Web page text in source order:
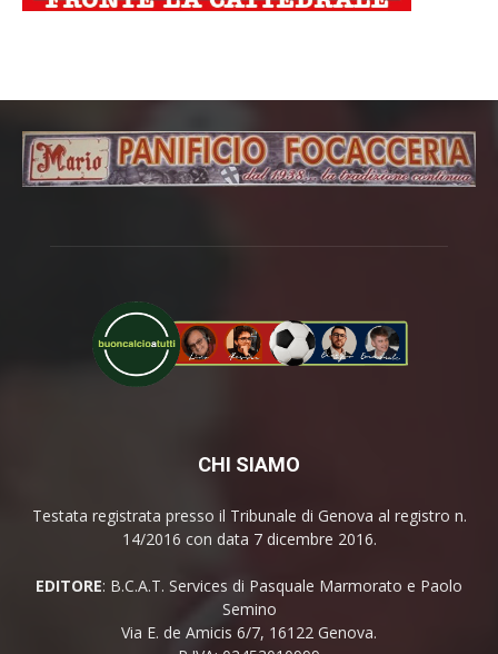
CHI SIAMO
Testata registrata presso il Tribunale di Genova al registro n.
14/2016 con data 7 dicembre 2016.
EDITORE: B.C.A.T. Services di Pasquale Marmorato e Paolo
Semino
Via E. de Amicis 6/7, 16122 Genova.